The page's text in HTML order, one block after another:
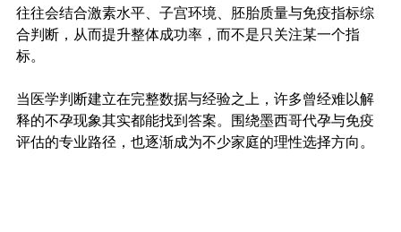
往往会结合激素水平、子宫环境、胚胎质量与免疫指标综
合判断，从而提升整体成功率，而不是只关注某一个指
标。
当医学判断建立在完整数据与经验之上，许多曾经难以解
释的不孕现象其实都能找到答案。围绕墨西哥代孕与免疫
评估的专业路径，也逐渐成为不少家庭的理性选择方向。